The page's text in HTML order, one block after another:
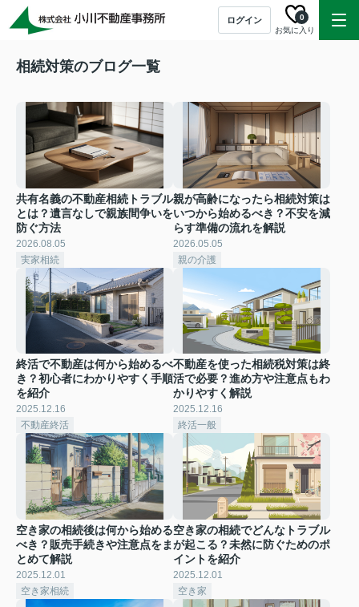
ログイン
お気に入り
0
相続対策のブログ一覧
共有名義の不動産相続トラブル
とは？遺言なしで親族間争いを
防ぐ方法
2026.08.05
実家相続
親が高齢になったら相続対策は
いつから始めるべき？不安を減
らす準備の流れを解説
2026.05.05
親の介護
終活で不動産は何から始めるべ
き？初心者にわかりやすく手順
を紹介
2025.12.16
不動産終活
不動産を使った相続税対策は終
活で必要？進め方や注意点もわ
かりやすく解説
2025.12.16
終活一般
空き家の相続後は何から始める
べき？販売手続きや注意点をま
とめて解説
2025.12.01
空き家相続
空き家の相続でどんなトラブル
が起こる？未然に防ぐためのポ
イントを紹介
2025.12.01
空き家